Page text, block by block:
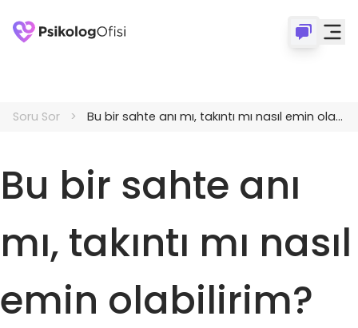
Soru Sor Bu bir sahte anı mı, takıntı mı nasıl emin olabilirim?
Bu bir sahte anı
mı, takıntı mı nasıl
emin olabilirim?